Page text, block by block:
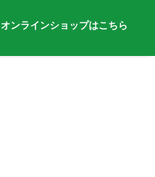
オンラインショップはこちら